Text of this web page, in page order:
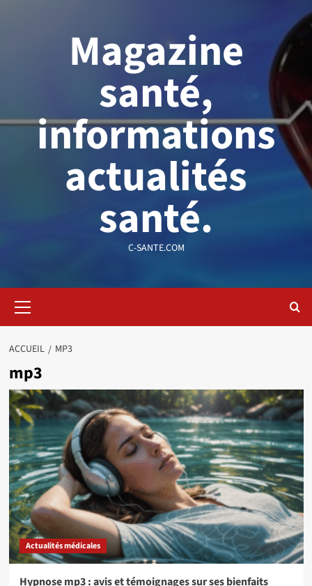
Magazine
santé,
informations
actualités
santé.
C-SANTE.COM
principal
ACCUEIL MP3
mp3
Actualités médicales
Hypnose mp3 : avis et témoignages sur ses bienfaits